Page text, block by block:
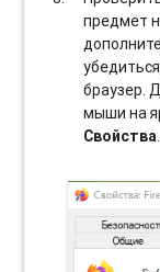
предмет
браузер.
мыши на
Свойства.